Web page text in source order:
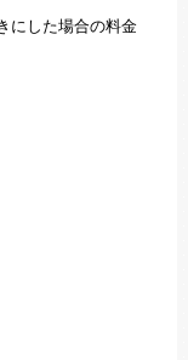
にした場合の料金